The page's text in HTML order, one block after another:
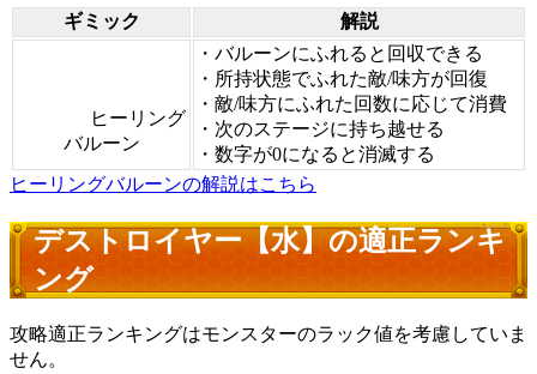
ギミック 解説
ヒーリング
バルーン
・バルーンにふれると回収できる
・所持状態でふれた敵/味方が回復
・敵/味方にふれた回数に応じて消費
・次のステージに持ち越せる
・数字が0になると消滅する
ヒーリングバルーンの解説はこちら
デストロイヤー【水】の適正ランキ
ング
攻略適正ランキングはモンスターのラック値を考慮していま
せん。